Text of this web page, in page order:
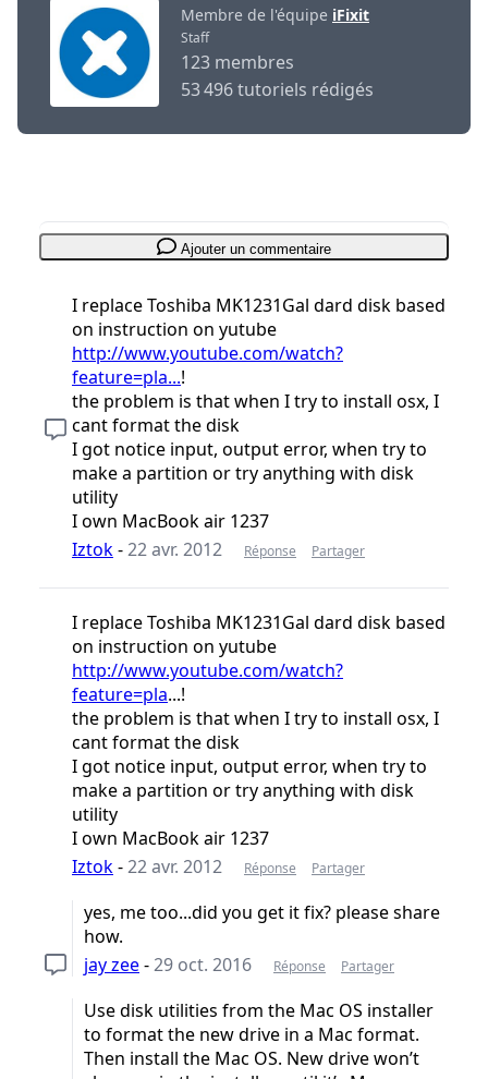
Membre de l'équipe iFixit
Staff
123 membres
53 496 tutoriels rédigés
Ajouter un commentaire
I replace Toshiba MK1231Gal dard disk based
on instruction on yutube
http://www.youtube.com/watch?
feature=pla...!
the problem is that when I try to install osx, I
cant format the disk
I got notice input, output error, when try to
make a partition or try anything with disk
utility
I own MacBook air 1237
Iztok-22 avr. 2012 Réponse Partager
I replace Toshiba MK1231Gal dard disk based
on instruction on yutube
http://www.youtube.com/watch?
feature=pla...!
the problem is that when I try to install osx, I
cant format the disk
I got notice input, output error, when try to
make a partition or try anything with disk
utility
I own MacBook air 1237
Iztok-22 avr. 2012 Réponse Partager
yes, me too...did you get it fix? please share
how.
jay zee-29 oct. 2016 Réponse Partager
Use disk utilities from the Mac OS installer
to format the new drive in a Mac format.
Then install the Mac OS. New drive won’t